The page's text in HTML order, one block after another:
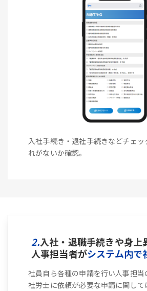
入社手続き・退社手続きなどチェ
れがないか確認。
2.入社・退職手続きや身上
人事担当者がシステム内で
社員自ら各種の申請を行い人事担当
社労士に依頼が必要な申請に関して